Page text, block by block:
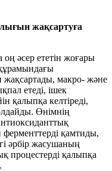
жақсартуға
әсер ететін жоғары
жақсартады, макро- және
етеді, ішек
қалыпқа келтіреді,
Өнімнің
ферменттерді қамтиды,
әрбір жасушаның
процестерді қалыпқа